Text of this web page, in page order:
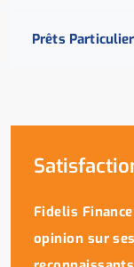
Prêts
Fidelis
opinion sur